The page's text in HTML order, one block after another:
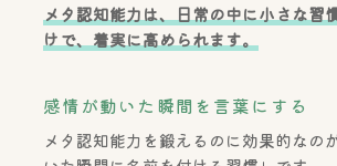
メタ認知能力は、日常の中に小さな習
けで、着実に高められます。
感情が動いた瞬間を言葉にする
メタ認知能力を鍛えるのに効果的なの